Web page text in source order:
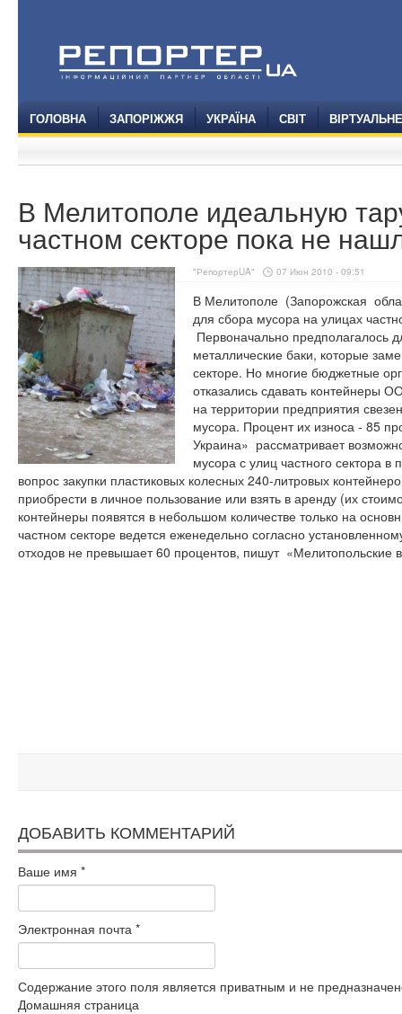
ГОЛОВНА ЗАПОРІЖЖЯ УКРАЇНА СВІТ
В Мелитополе идеальную
частном секторе пока не
"РепортерUA" 07 Июн 2010 - 09:51
В Мелитополе (Запорожская
для сбора мусора на улицах
Первоначально предполагалось
металлические баки, которые
секторе. Но многие бюджетные
отказались сдавать контейнеры
на территории предприятия
мусора. Процент их износа - 85
Украина» рассматривает
мусора с улиц частного сектора в
вопрос закупки пластиковых колесных 240-литровых
приобрести в личное пользование или взять в аренду (их
контейнеры появятся в небольшом количестве только на
частном секторе ведется еженедельно согласно
отходов не превышает 60 процентов, пишут «Мелитопольские
ДОБАВИТЬ КОММЕНТАРИЙ
Ваше имя *
Электронная почта *
Содержание этого поля является приватным и не
Домашняя страница